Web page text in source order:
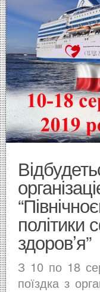
політики
здоров’я”
З 10 по 18
поїздка з